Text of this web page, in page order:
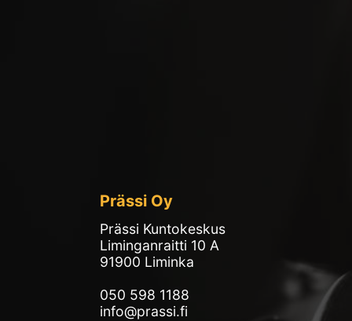
Prässi Oy
Prässi Kuntokeskus
Liminganraitti 10 A
91900 Liminka
050 598 1188
info@prassi.fi